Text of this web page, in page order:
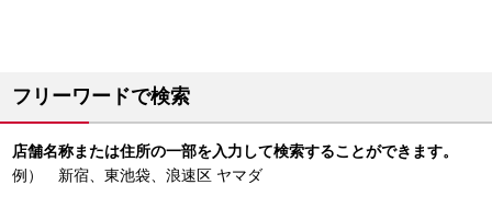
フリーワードで検索
店舗名称または住所の一部を入力して検索することができます。
例） 新宿、東池袋、浪速区 ヤマダ